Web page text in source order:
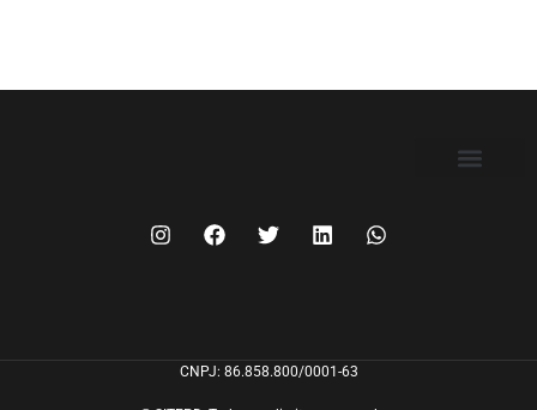
CNPJ: 86.858.800/0001-63